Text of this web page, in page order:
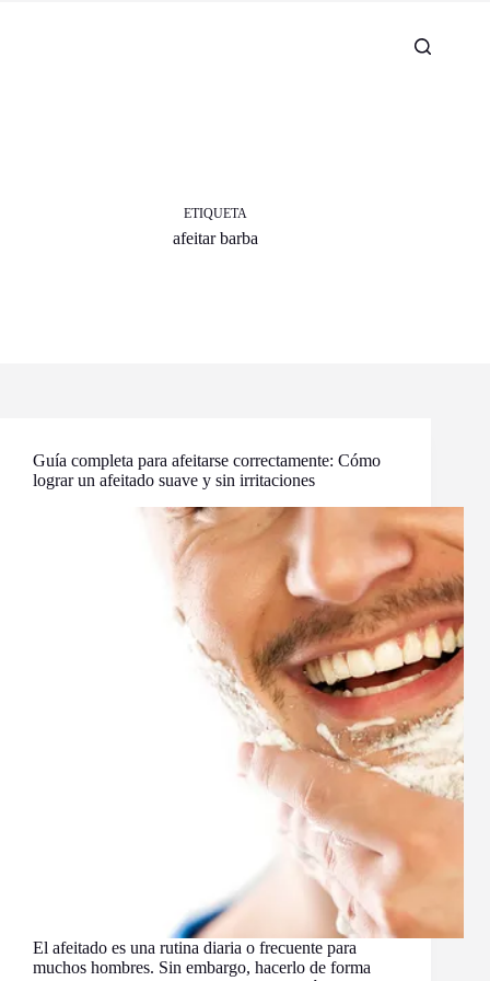
ETIQUETA
afeitar barba
Guía completa para afeitarse correctamente: Cómo
lograr un afeitado suave y sin irritaciones
El afeitado es una rutina diaria o frecuente para
muchos hombres. Sin embargo, hacerlo de forma